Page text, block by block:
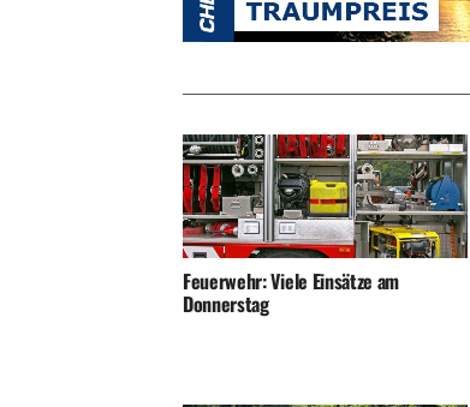
Feuerwehr: Viele Einsätze am
Donnerstag